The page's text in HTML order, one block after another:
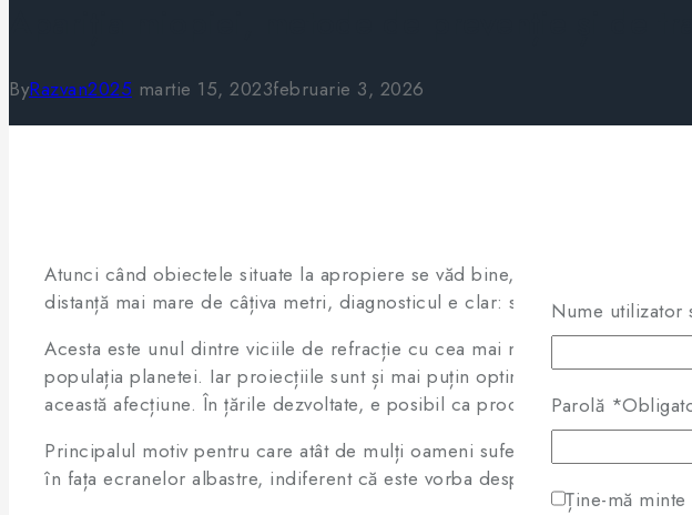
ByRazvan2025 martie 15, 2023februarie 3, 2026
Atunci când obiectele situate la apropiere se văd bine, însă contururile
distanță mai mare de câțiva metri, diagnosticul e clar: suferi de miopie.
Acesta este unul dintre viciile de refracție cu cea mai mare incidență la
populația planetei. Iar proiecțiile sunt și mai puțin optimiste. Se
această afecțiune. În țările dezvoltate, e posibil ca procentul să fie și mai
Principalul motiv pentru care atât de mulți oameni suferă de această
în fața ecranelor albastre, indiferent că este vorba despre calculatoare sau
Nume utilizator
Parolă *
Ține-mă minte